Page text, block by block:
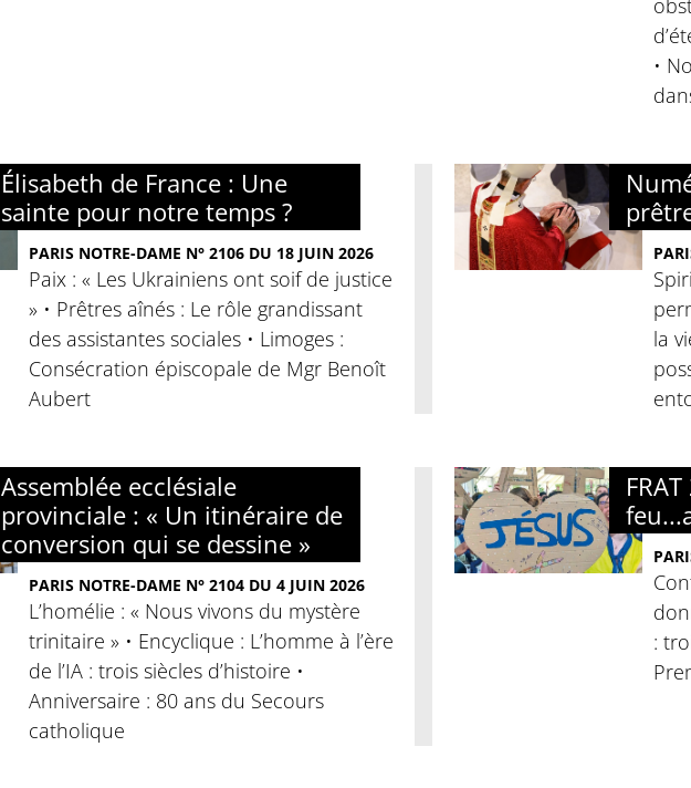
•
Élisabeth de France : Une
sainte pour notre temps ?
PARIS NOTRE-DAME N° 2106 DU 18 JUIN 2026
Paix : « Les Ukrainiens ont soif de justice
» • Prêtres aînés : Le rôle grandissant
des assistantes sociales • Limoges :
Consécration épiscopale de Mgr Benoît
Aubert
la
Assemblée ecclésiale
provinciale : « Un itinéraire de
conversion qui se dessine »
PARIS NOTRE-DAME N° 2104 DU 4 JUIN 2026
L’homélie : « Nous vivons du mystère
trinitaire » • Encyclique : L’homme à l’ère
de l’IA : trois siècles d’histoire •
Anniversaire : 80 ans du Secours
catholique
: